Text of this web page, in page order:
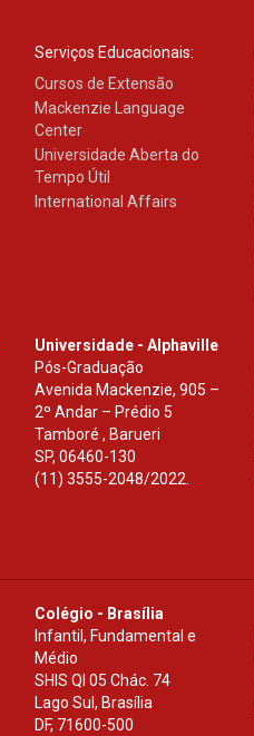
Serviços Educacionais:
Cursos de Extensão
Mackenzie Language
Center
Universidade Aberta do
Tempo Útil
International Affairs
Universidade - Alphaville
Pós-Graduação
Avenida Mackenzie, 905 –
2º Andar – Prédio 5
Tamboré , Barueri
SP, 06460-130
(11) 3555-2048/2022.
Colégio - Brasília
Infantil, Fundamental e
Médio
SHIS Ql 05 Chác. 74
Lago Sul, Brasília
DF, 71600-500